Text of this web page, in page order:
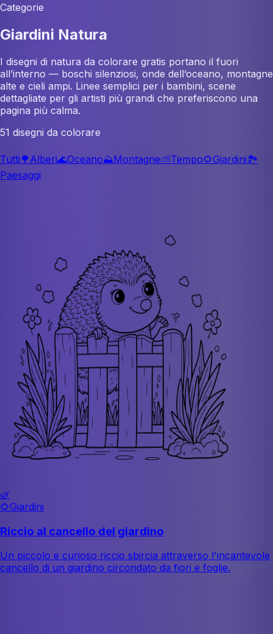
Categorie
Giardini Natura
I disegni di natura da colorare gratis portano il fuori
all’interno — boschi silenziosi, onde dell’oceano, montagne
alte e cieli ampi. Linee semplici per i bambini, scene
dettagliate per gli artisti più grandi che preferiscono una
pagina più calma.
51 disegni da colorare
Tutti 🌳 Alberi🌊Oceano⛰️Montagne⛅Tempo🌻Giardini🏞️
Paesaggi
🌿
🌻Giardini
Riccio al cancello del giardino
Un piccolo e curioso riccio sbircia attraverso l'incantevole
cancello di un giardino circondato da fiori e foglie.